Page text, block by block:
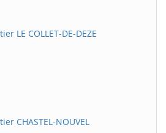
LE COLLET-DE-DEZE
CHASTEL-NOUVEL